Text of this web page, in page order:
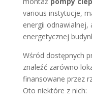
various instytucje,
energii odnawialnej,
energetycznej
Wśród dostępnych
znaleźć zarówno
finansowane przez
Oto niektóre z nich: